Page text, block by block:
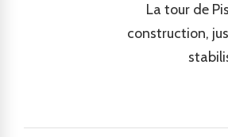
La tour de
construction,